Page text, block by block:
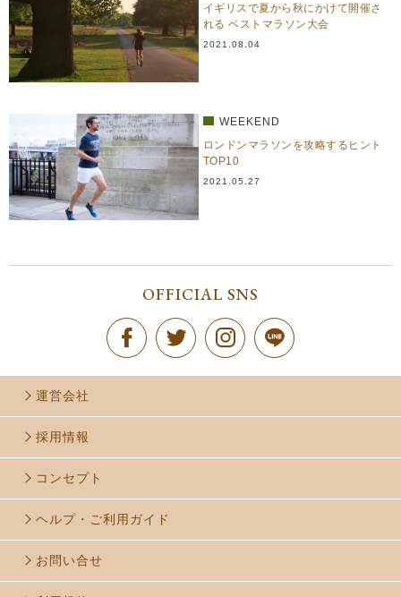
イギリスで夏から秋にかけて開催さ
れる ベストマラソン大会
2021.08.04
WEEKEND
ロンドンマラソンを攻略するヒント
TOP10
2021.05.27
OFFICIAL SNS
運営会社
採用情報
コンセプト
ヘルプ・ご利用ガイド
お問い合せ